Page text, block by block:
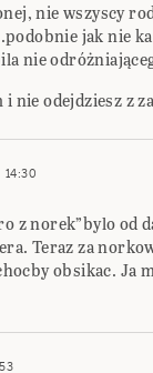
nie wszyscy
jak nie
nie
nie odejdziesz z
14:30
z norek”bylo od
Teraz za
obsikac. Ja